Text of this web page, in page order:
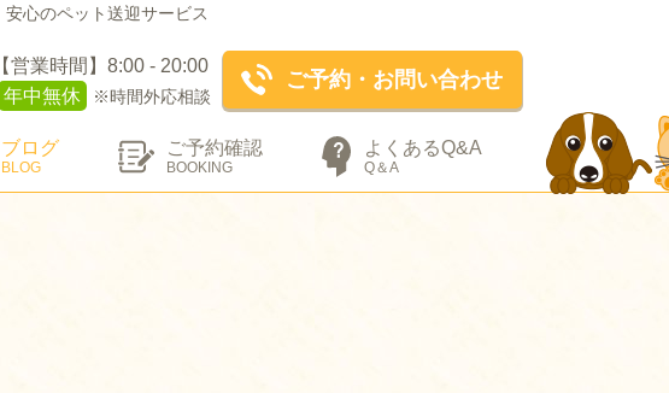
安心のペット送迎サービス
【営業時間】8:00 - 20:00
年中無休
※時間外応相談
ご予約・お問い合わせ
ブログ
BLOG
ご予約確認
BOOKING
よくあるQ&A
Q＆A